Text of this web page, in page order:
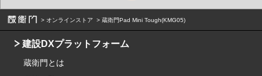
オンラインストア 蔵衛門Pad Mini Tough(KMG05)
建設DXプラットフォーム
蔵衛門とは